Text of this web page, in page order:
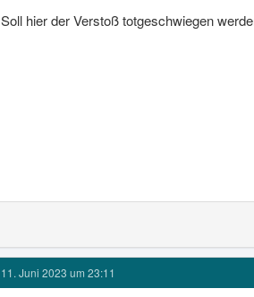
Soll hier der Verstoß totgeschwiegen
11. Juni 2023 um 23:11